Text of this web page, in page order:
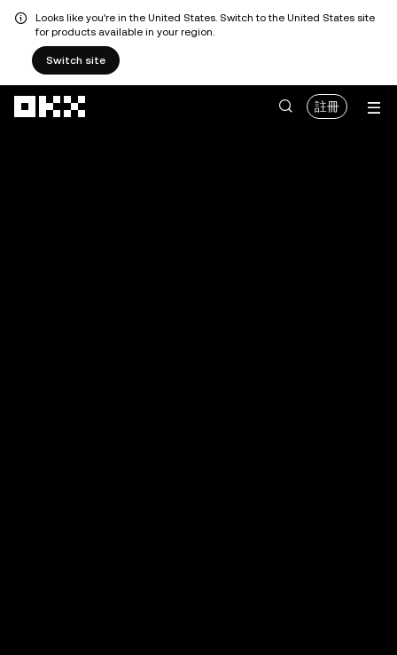
Looks like you're in the United States. Switch to the United States site
for products available in your region.
Switch site
註冊